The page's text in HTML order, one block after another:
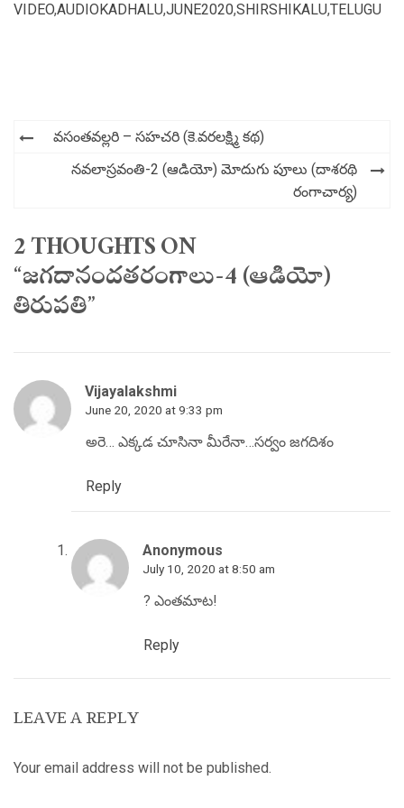
VIDEO,AUDIOKADHALU,JUNE2020,SHIRSHIKALU,TELUGU
Post
navigation
వసంతవల్లరి – సహచరి (కె.వరలక్ష్మి కథ)
నవలాస్రవంతి-2 (ఆడియో) మోదుగు పూలు (దాశరథి
రంగాచార్య)
2 THOUGHTS ON
“జగదానందతరంగాలు-4 (ఆడియో)
తిరుపతి”
Vijayalakshmi
June 20, 2020 at 9:33 pm
అరె… ఎక్కడ చూసినా మీరేనా…సర్వం జగదిశం
Reply
Anonymous
July 10, 2020 at 8:50 am
? ఎంతమాట!
Reply
LEAVE A REPLY
Your email address will not be published.